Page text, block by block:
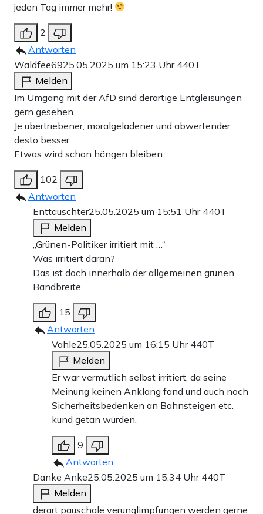
jeden Tag immer mehr!
2
Antworten
Waldfee6925.05.2025 um 15:23 Uhr 440T
Melden
Im Umgang mit der AfD sind derartige Entgleisungen
gern gesehen.
Je übertriebener, moralgeladener und abwertender,
desto besser.
Etwas wird schon hängen bleiben.
102
Antworten
Enttäuschter25.05.2025 um 15:51 Uhr 440T
Melden
„Grünen-Politiker irritiert mit …“
Was irritiert daran?
Das ist doch innerhalb der allgemeinen grünen
Bandbreite.
15
Antworten
Vahle25.05.2025 um 16:15 Uhr 440T
Melden
Er war vermutlich selbst irritiert, da seine
Meinung keinen Anklang fand und auch noch
Sicherheitsbedenken an Bahnsteigen etc.
kund getan wurden.
9
Antworten
Danke Anke25.05.2025 um 15:34 Uhr 440T
Melden
derart pauschale verunglimpfungen werden gerne